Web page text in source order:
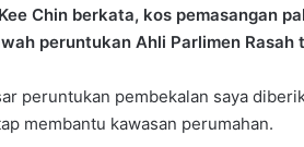
Chin berkata, kos pemasangan
peruntukan Ahli Parlimen Rasah
peruntukan pembekalan saya
membantu kawasan perumahan.